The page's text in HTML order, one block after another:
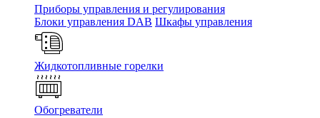
Приборы управления и регулирования
Блоки управления DAB Шкафы управления
Жидкотопливные горелки
Обогреватели